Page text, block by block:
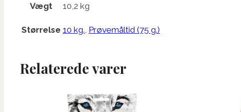
Vægt 10,2 kg
Størrelse 10 kg. Prøvemåltid (75 g.)
Relaterede varer